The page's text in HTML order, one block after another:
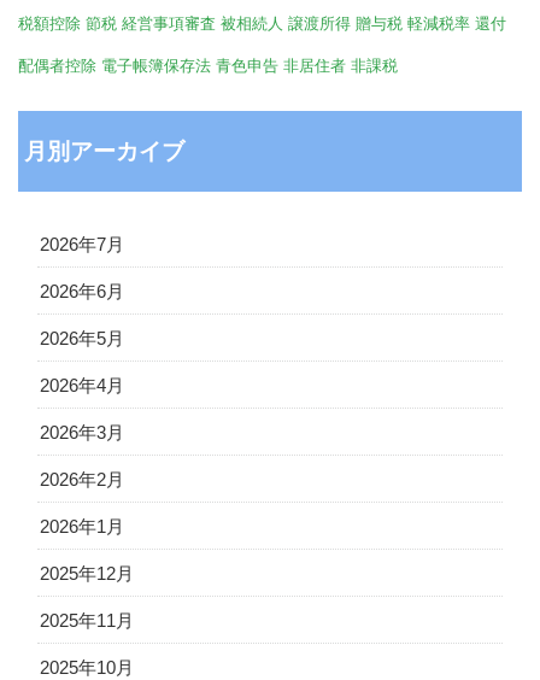
税額控除 節税 経営事項審査 被相続人 譲渡所得 贈与税 軽減税率 還付
配偶者控除 電子帳簿保存法 青色申告 非居住者 非課税
月別アーカイブ
2026年7月
2026年6月
2026年5月
2026年4月
2026年3月
2026年2月
2026年1月
2025年12月
2025年11月
2025年10月